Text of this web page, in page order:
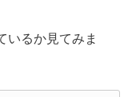
いるか見てみま